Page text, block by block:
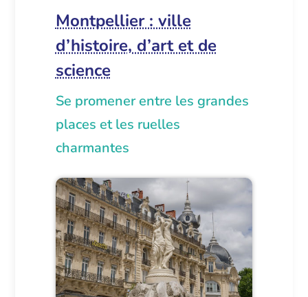
Montpellier : ville
d’histoire, d’art et de
science
Se promener entre les grandes
places et les ruelles
charmantes